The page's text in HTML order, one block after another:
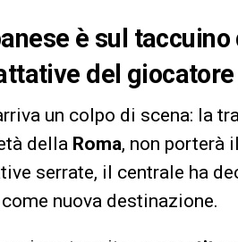
è sul
del
un colpo di scena: la
della Roma, non porterà
serrate, il centrale ha
come nuova destinazione.